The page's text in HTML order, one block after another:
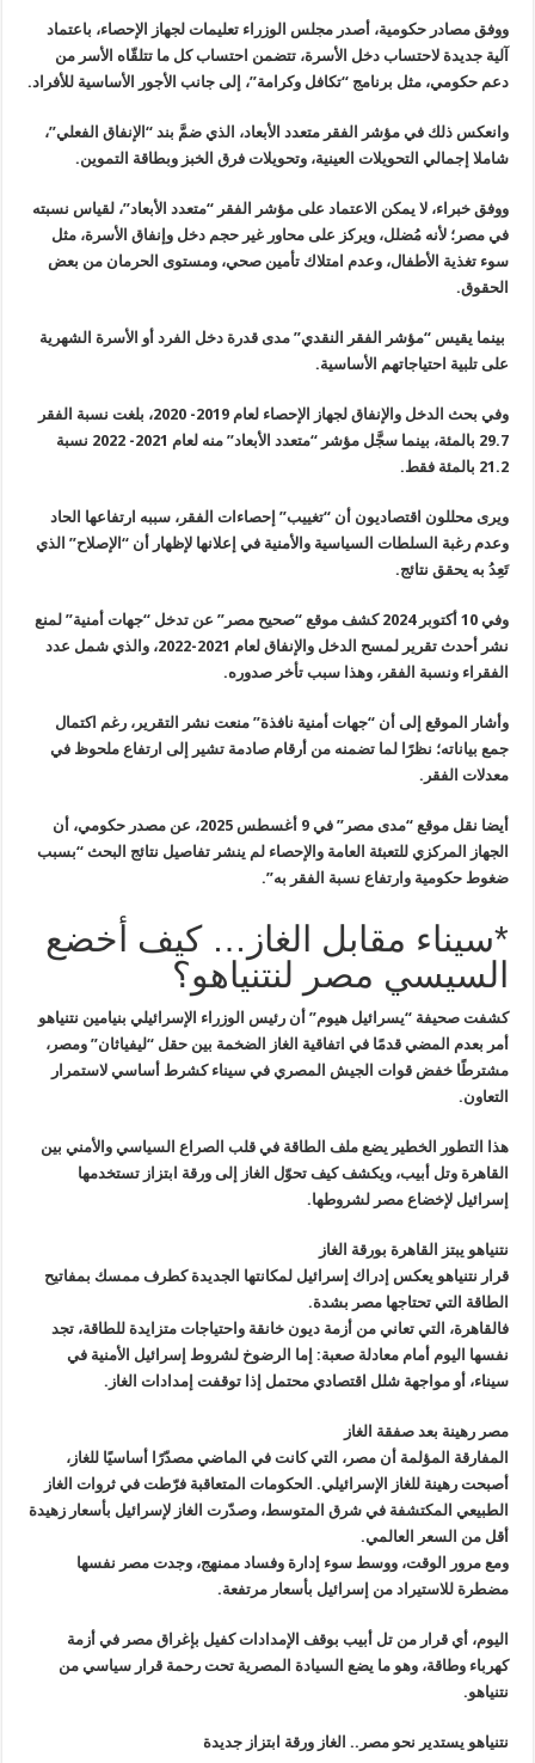
ووفق مصادر حكومية، أصدر مجلس الوزراء تعليمات لجهاز الإحصاء، باعتماد
آلية جديدة لاحتساب دخل الأسرة، تتضمن احتساب كل ما تتلقّاه الأسر من
دعم حكومي، مثل برنامج “تكافل وكرامة”، إلى جانب الأجور الأساسية للأفراد.
وانعكس ذلك في مؤشر الفقر متعدد الأبعاد، الذي ضمَّ بند “الإنفاق الفعلي”،
شاملا إجمالي التحويلات العينية، وتحويلات فرق الخبز وبطاقة التموين.
ووفق خبراء، لا يمكن الاعتماد على مؤشر الفقر “متعدد الأبعاد”، لقياس نسبته
في مصر؛ لأنه مُضلل، ويركز على محاور غير حجم دخل وإنفاق الأسرة، مثل
سوء تغذية الأطفال، وعدم امتلاك تأمين صحي، ومستوى الحرمان من بعض
الحقوق.
بينما يقيس “مؤشر الفقر النقدي” مدى قدرة دخل الفرد أو الأسرة الشهرية
على تلبية احتياجاتهم الأساسية.
وفي بحث الدخل والإنفاق لجهاز الإحصاء لعام 2019- 2020، بلغت نسبة الفقر
29.7 بالمئة، بينما سجَّل مؤشر “متعدد الأبعاد” منه لعام 2021- 2022 نسبة
21.2 بالمئة فقط
.
ويرى محللون اقتصاديون أن “تغييب” إحصاءات الفقر، سببه ارتفاعها الحاد
وعدم رغبة السلطات السياسية والأمنية في إعلانها لإظهار أن “الإصلاح” الذي
تَعِدُ به يحقق نتائج.
وفي 10 أكتوبر 2024 كشف موقع “صحيح مصر” عن تدخل “جهات أمنية” لمنع
نشر أحدث تقرير لمسح الدخل والإنفاق لعام 2021-2022، والذي شمل عدد
الفقراء ونسبة الفقر، وهذا سبب تأخر صدوره.
وأشار الموقع إلى أن “جهات أمنية نافذة” منعت نشر التقرير، رغم اكتمال
جمع بياناته؛ نظرًا لما تضمنه من أرقام صادمة تشير إلى ارتفاع ملحوظ في
معدلات الفقر .
أيضا نقل موقع “مدى مصر” في 9 أغسطس 2025، عن مصدر حكومي، أن
الجهاز المركزي للتعبئة العامة والإحصاء لم ينشر تفاصيل نتائج البحث “بسبب
ضغوط حكومية وارتفاع نسبة الفقر به”.
*سيناء مقابل الغاز… كيف أخضع
السيسي مصر لنتنياهو؟
كشفت صحيفة “يسرائيل هيوم” أن رئيس الوزراء الإسرائيلي بنيامين نتنياهو
أمر بعدم المضي قدمًا في اتفاقية الغاز الضخمة بين حقل “ليفياثان” ومصر،
مشترطًا خفض قوات الجيش المصري في سيناء كشرط أساسي لاستمرار
التعاون.
هذا التطور الخطير يضع ملف الطاقة في قلب الصراع السياسي والأمني بين
القاهرة وتل أبيب، ويكشف كيف تحوّل الغاز إلى ورقة ابتزاز تستخدمها
إسرائيل لإخضاع مصر لشروطها.
نتنياهو يبتز القاهرة بورقة الغاز
قرار نتنياهو يعكس إدراك إسرائيل لمكانتها الجديدة كطرف ممسك بمفاتيح
الطاقة التي تحتاجها مصر بشدة.
فالقاهرة، التي تعاني من أزمة ديون خانقة واحتياجات متزايدة للطاقة، تجد
نفسها اليوم أمام معادلة صعبة: إما الرضوخ لشروط إسرائيل الأمنية في
سيناء، أو مواجهة شلل اقتصادي محتمل إذا توقفت إمدادات الغاز .
مصر رهينة بعد صفقة الغاز
المفارقة المؤلمة أن مصر، التي كانت في الماضي مصدّرًا أساسيًا للغاز،
أصبحت رهينة للغاز الإسرائيلي. الحكومات المتعاقبة فرّطت في ثروات الغاز
الطبيعي المكتشفة في شرق المتوسط، وصدّرت الغاز لإسرائيل بأسعار زهيدة
أقل من السعر العالمي.
ومع مرور الوقت، ووسط سوء إدارة وفساد ممنهج، وجدت مصر نفسها
مضطرة للاستيراد من إسرائيل بأسعار مرتفعة.
اليوم، أي قرار من تل أبيب بوقف الإمدادات كفيل بإغراق مصر في أزمة
كهرباء وطاقة، وهو ما يضع السيادة المصرية تحت رحمة قرار سياسي من
نتنياهو.
نتنياهو يستدير نحو مصر.. الغاز ورقة ابتزاز جديدة